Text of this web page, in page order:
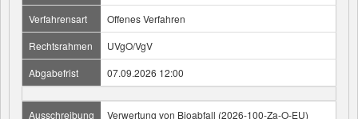
Verfahrensart
Offenes Verfahren
Rechtsrahmen
UVgO/VgV
Abgabefrist
07.09.2026 12:00
Ausschreibung
Verwertung von Bioabfall (2026-100-Za-O-EU)